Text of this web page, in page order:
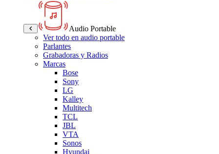
Audio Portable
Ver todo en audio portable
Parlantes
Grabadoras y Radios
Marcas
Bose
Sony
LG
Kalley
Multitech
TCL
JBL
VTA
Sonos
Hyundai